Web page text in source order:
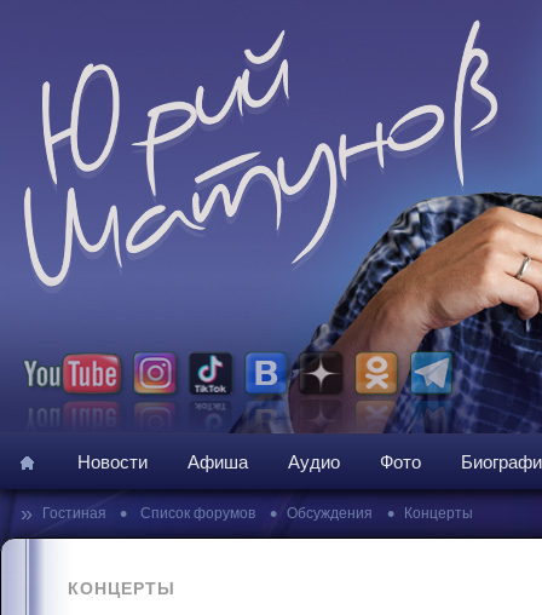
Новости Афиша Аудио Фото
» Гостиная • Список форумов • Обсуждения • Концерты
КОНЦЕРТЫ